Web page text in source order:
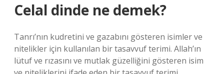
Celal dinde ne demek?
Tanrı’nın kudretini ve gazabını gösteren isimler ve
nitelikler için kullanılan bir tasavvuf terimi. Allah’ın
lütuf ve rızasını ve mutlak güzelliğini gösteren isim